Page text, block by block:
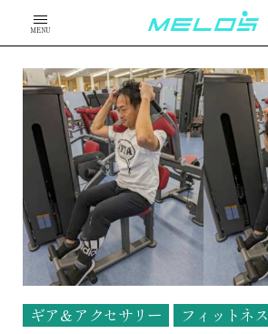
MENU
ギア＆アクセサリー フィットネス